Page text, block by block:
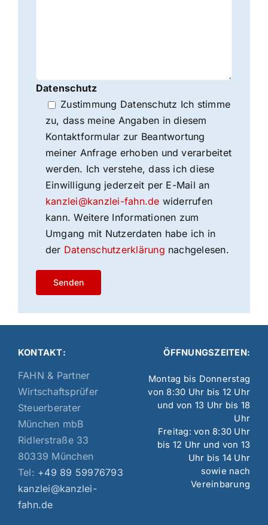
Datenschutz
Zustimmung Datenschutz Ich stimme
zu, dass meine Angaben in diesem
Kontaktformular zur Beantwortung
meiner Anfrage erhoben und verarbeitet
werden. Ich verstehe, dass ich diese
Einwilligung jederzeit per E-Mail an
kanzlei@kanzlei-fahn.de widerrufen
kann. Weitere Informationen zum
Umgang mit Nutzerdaten habe ich in
der Datenschutzerklärung nachgelesen.
KONTAKT:
FAHN & Partner
Wirtschaftsprüfer
Steuerberater
München mbB
Ridlerstraße 33
80339 München
Tel: +49 89 59976793
kanzlei@kanzlei-
fahn.de
ÖFFNUNGSZEITEN:
Montag bis Donnerstag
von 8:30 Uhr bis 12 Uhr
und von 13 Uhr bis 18
Uhr
Freitag: von 8:30 Uhr
bis 12 Uhr und von 13
Uhr bis 14 Uhr
sowie nach
Vereinbarung